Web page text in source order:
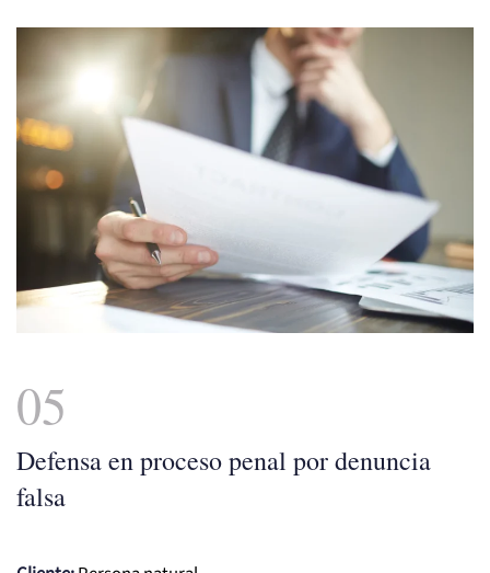
05
Defensa en proceso penal por denuncia
falsa